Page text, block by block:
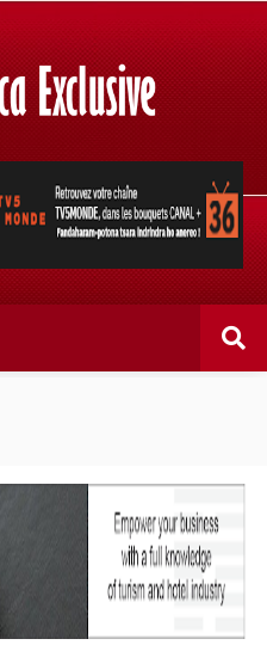
dans les bouquets
tsara indrindra ho